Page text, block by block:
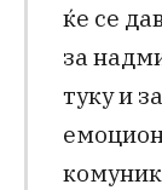
ќе се
за
туку и